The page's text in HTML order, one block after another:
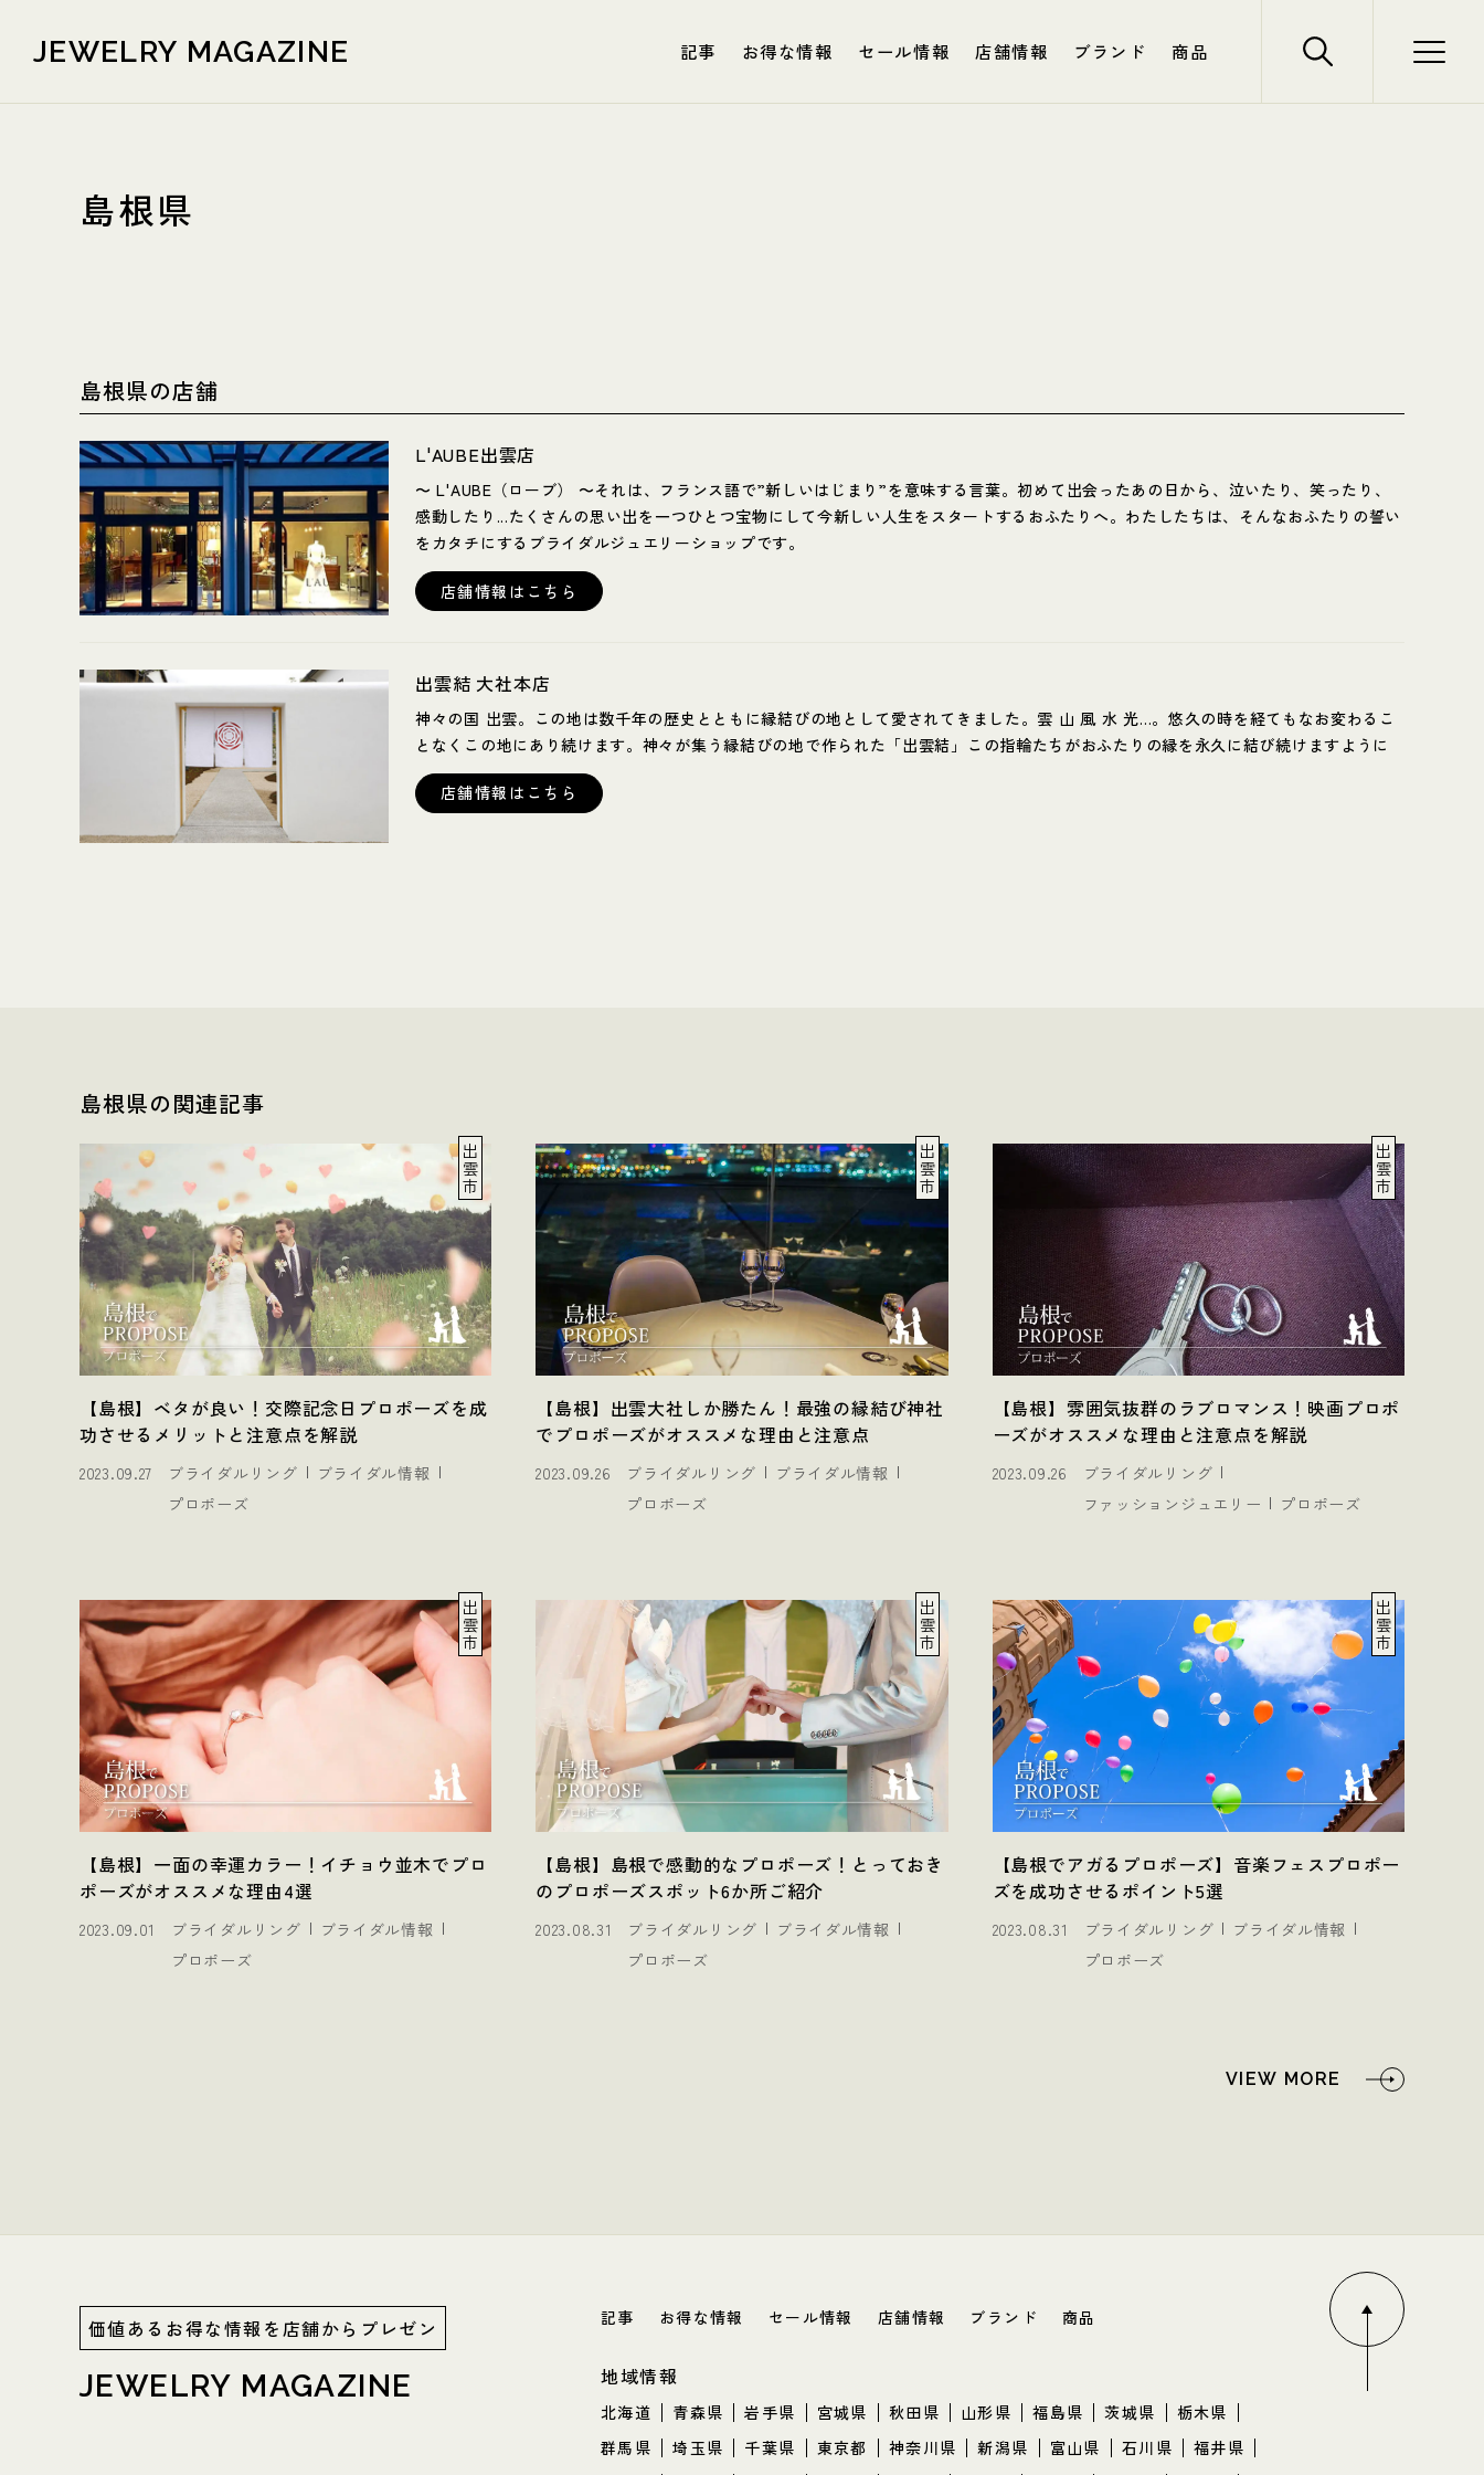
JEWELRY MAGAZINE 記事 お得な情報 セール情報 店舗情報 ブランド 商品
島根県
島根県の店舗
L'AUBE出雲店
〜 L'AUBE（ローブ） 〜それは、フランス語で”新しいはじまり”を意味する言葉。初めて出会ったあの日から、泣いたり、笑ったり、
感動したり...​たくさんの思い出を一つひとつ宝物にして今新しい人生をスタートするおふたりへ。わたしたちは、そんなおふたりの誓い
をカタチにするブライダルジュエリーショップです。
店舗情報はこちら
出雲結 大社本店
神々の国 出雲。この地は数千年の歴史とともに縁結びの地として愛されてきました。雲 山 風 水 光…。悠久の時を経てもなお変わるこ
となくこの地にあり続けます。神々が集う縁結びの地で作られた「出雲結」この指輪たちがおふたりの縁を永久に結び続けますように
店舗情報はこちら
島根県の関連記事
出
雲
市
【島根】ベタが良い！交際記念日プロポーズを成
功させるメリットと注意点を解説
2023.09.27 ブライダルリング
ブライダル情報
プロポーズ
出
雲
市
【島根】出雲大社しか勝たん！最強の縁結び神社
でプロポーズがオススメな理由と注意点
2023.09.26 ブライダルリング
ブライダル情報
プロポーズ
出
雲
市
【島根】雰囲気抜群のラブロマンス！映画プロポ
ーズがオススメな理由と注意点を解説
2023.09.26
ブライダルリング
ファッションジュエリー
プロポーズ
出
雲
市
【島根】一面の幸運カラー！イチョウ並木でプロ
ポーズがオススメな理由4選
2023.09.01 ブライダルリング
ブライダル情報
プロポーズ
出
雲
市
【島根】島根で感動的なプロポーズ！とっておき
のプロポーズスポット6か所ご紹介
2023.08.31 ブライダルリング
ブライダル情報
プロポーズ
出
雲
市
【島根でアガるプロポーズ】音楽フェスプロポー
ズを成功させるポイント5選
2023.08.31 ブライダルリング
ブライダル情報
プロポーズ
VIEW MORE
価値あるお得な情報を店舗からプレゼン
JEWELRY MAGAZINE
記事 お得な情報 セール情報 店舗情報 ブランド 商品
地域情報
北海道 青森県 岩手県 宮城県 秋田県 山形県 福島県 茨城県
栃木県
群馬県
埼玉県 千葉県 東京都 神奈川県 新潟県 富山県 石川県
福井県